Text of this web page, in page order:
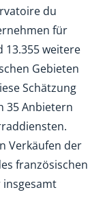
du
für
weitere
Gebieten
Schätzung
35 Anbietern
Verkäufen der
französischen
insgesamt